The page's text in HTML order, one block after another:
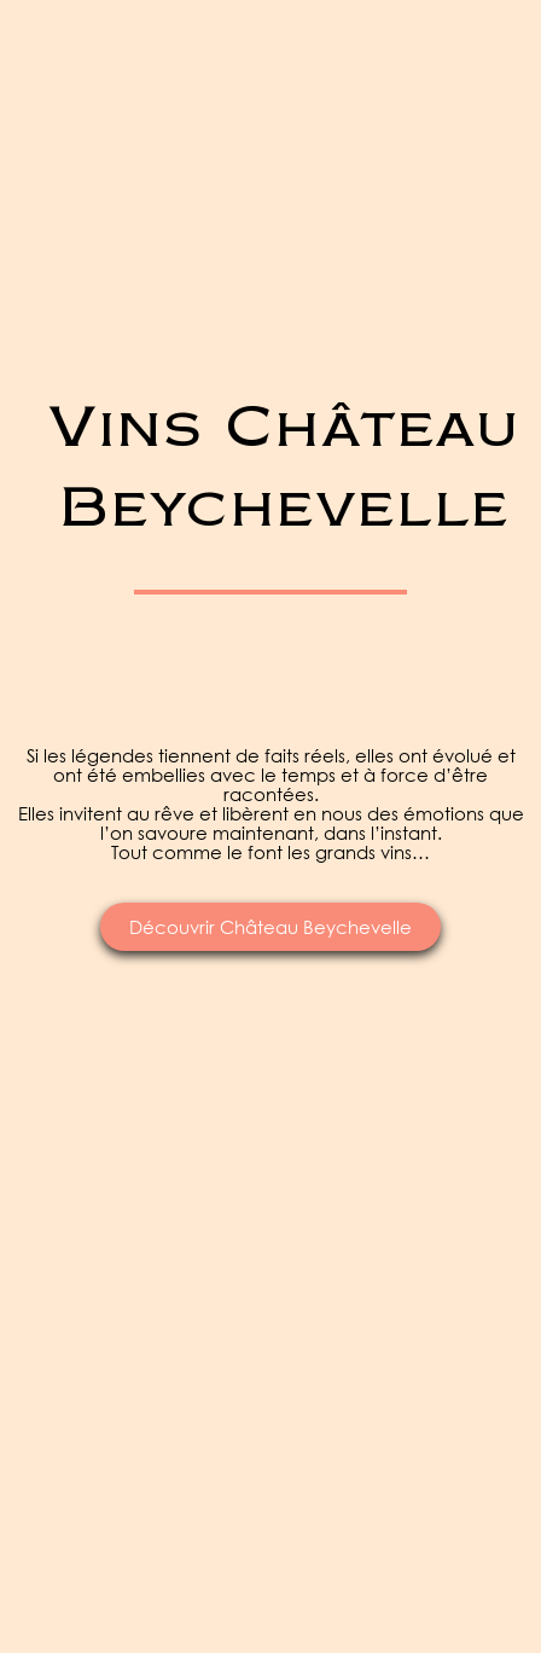
Vins Château
Beychevelle
Si les légendes tiennent de faits réels, elles ont évolué et
ont été embellies avec le temps et à force d’être
racontées.
Elles invitent au rêve et libèrent en nous des émotions que
l’on savoure maintenant, dans l’instant.
Tout comme le font les grands vins…
Découvrir Château Beychevelle